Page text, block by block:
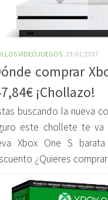
VIDEOJUEGOS 23/01/2017
comprar
¡Chollazo!
buscando la nueva
este chollete te va
Xbox One S
¿Quieres